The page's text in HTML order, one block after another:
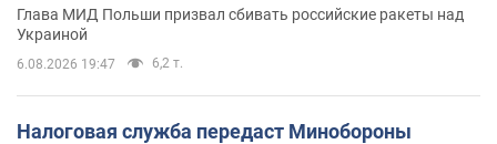
Глава МИД Польши призвал сбивать российские ракеты над
Украиной
6.08.2026 19:47 6,2 т.
Налоговая служба передаст Минобороны